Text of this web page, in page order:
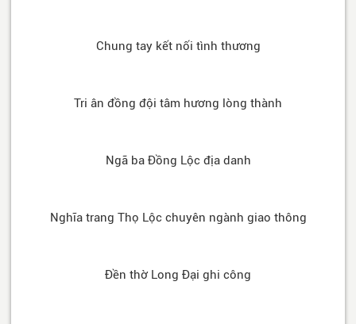
Chung tay kết nối tình thương
Tri ân đồng đội tâm hương lòng thành
Ngã ba Đồng Lộc địa danh
Nghĩa trang Thọ Lộc chuyên ngành giao thông
Đền thờ Long Đại ghi công